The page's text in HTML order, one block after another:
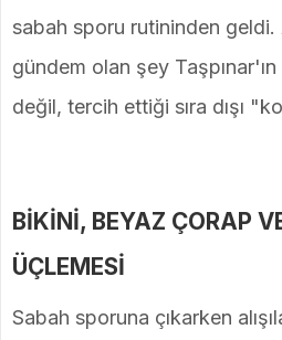
sabah sporu rutininden
gündem olan şey
değil, tercih ettiği sıra dışı
BİKİNİ, BEYAZ ÇORAP
ÜÇLEMESİ
Sabah sporuna çıkarken